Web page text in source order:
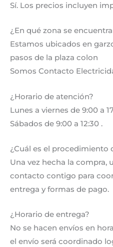
Sí. Los precios incluyen
¿En qué zona se
Estamos ubicados en
pasos de la plaza colon
Somos Contacto
¿Horario de atención?
Lunes a viernes de 9:00 a
Sábados de 9:00 a 12:30 .
¿Cuál es el procedimiento
Una vez hecha la compra,
contacto contigo para
entrega y formas de pago.
¿Horario de entrega?
No se hacen envíos en
el envío será coordinado